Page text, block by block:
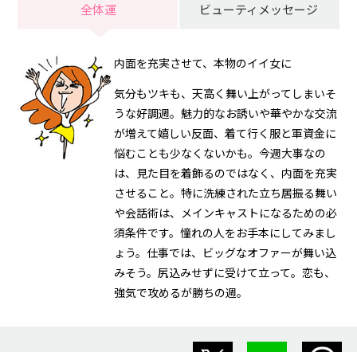
全体運 ビューティメッセージ
内面を充実させて、本物のイイ女に
気分もツキも、天高く舞い上がってしまいそ
うな好調週。魅力的なお誘いや華やかな交流
が増えて嬉しい反面、着て行く服と軍資金に
悩むことも少なくないかも。今週大事なの
は、見た目を着飾るのではなく、内面を充実
させること。特に洗練された立ち居振る舞い
や会話術は、メインキャストになるための必
須条件です。憧れの人をお手本にしてみまし
ょう。仕事では、ビッグなオファーが舞い込
みそう。尻込みせずに受けて立って。恋も、
強気で攻めるが勝ちの週。